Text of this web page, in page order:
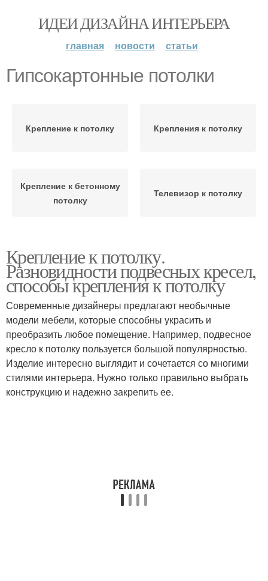
ИДЕИ ДИЗАЙНА ИНТЕРЬЕРА
главная новости статьи
Гипсокартонные потолки
Крепление к потолку Крепления к потолку
Крепление к бетонному
потолку
Телевизор к потолку
Крепление к потолку.
Разновидности подвесных кресел,
способы крепления к потолку
Современные дизайнеры предлагают необычные
модели мебели, которые способны украсить и
преобразить любое помещение. Например, подвесное
кресло к потолку пользуется большой популярностью.
Изделие интересно выглядит и сочетается со многими
стилями интерьера. Нужно только правильно выбрать
конструкцию и надежно закрепить ее.